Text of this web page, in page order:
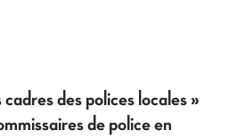
des polices locales »
de police en